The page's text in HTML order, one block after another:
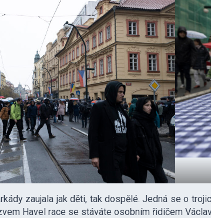
zaujala jak děti, tak dospělé. Jedná se o
Havel race se stáváte osobním řidičem